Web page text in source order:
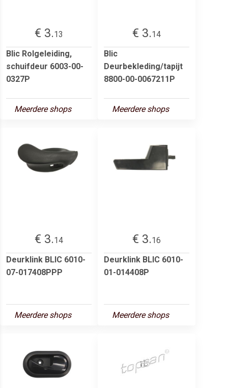
€ 3.13
Blic Rolgeleiding,
schuifdeur 6003-00-
0327P
Meerdere shops
€ 3.14
Blic
Deurbekleding/tapijt
8800-00-0067211P
Meerdere shops
€ 3.14
Deurklink BLIC 6010-
07-017408PPP
Meerdere shops
€ 3.16
Deurklink BLIC 6010-
01-014408P
Meerdere shops